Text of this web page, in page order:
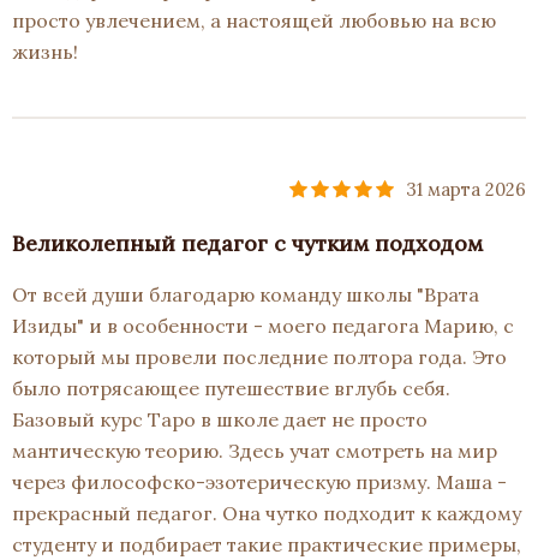
просто увлечением, а настоящей любовью на всю
жизнь!
31 марта 2026
Великолепный педагог с чутким подходом
От всей души благодарю команду школы "Врата
Изиды" и в особенности - моего педагога Марию, с
который мы провели последние полтора года. Это
было потрясающее путешествие вглубь себя.
Базовый курс Таро в школе дает не просто
мантическую теорию. Здесь учат смотреть на мир
через философско-эзотерическую призму. Маша -
прекрасный педагог. Она чутко подходит к каждому
студенту и подбирает такие практические примеры,